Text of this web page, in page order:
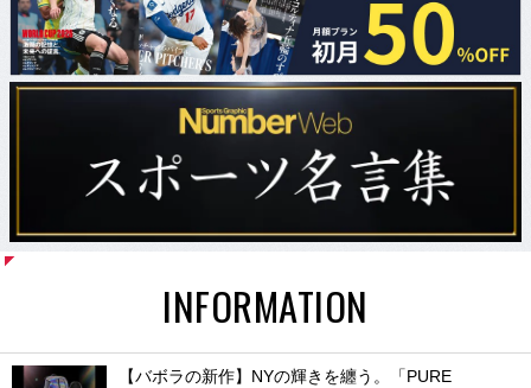
INFORMATION
【バボラの新作】NYの輝きを纏う。「PURE